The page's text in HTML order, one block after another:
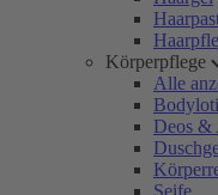
Körperpflege
Alle
Deos &
Seife